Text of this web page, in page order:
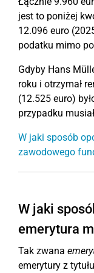
jest to poniżej
12.096 euro
podatku mimo
Gdyby Hans
roku i otrzymał
(12.525 euro)
przypadku
W jaki sposób
zawodowego
W jaki
emerytura
Tak zwana
emerytury z